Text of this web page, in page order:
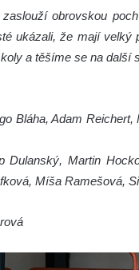
obrovskou
ukázali, že mají
a těšíme se na další
Bláha, Adam
Dulanský, Martin
Míša Ramešová,